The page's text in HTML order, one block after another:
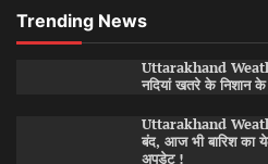
Trending News
Uttarakhand
नदियां खतरे के निशान
Uttarakhand
बंद, आज भी बारिश का
अपडेट !